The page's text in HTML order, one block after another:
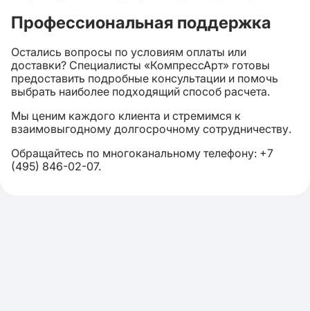
Профессиональная поддержка
Остались вопросы по условиям оплаты или
доставки? Специалисты «КомпрессАрт» готовы
предоставить подробные консультации и помочь
выбрать наиболее подходящий способ расчета.
Мы ценим каждого клиента и стремимся к
взаимовыгодному долгосрочному сотрудничеству.
Обращайтесь по многоканальному телефону: +7
(495) 846-02-07.